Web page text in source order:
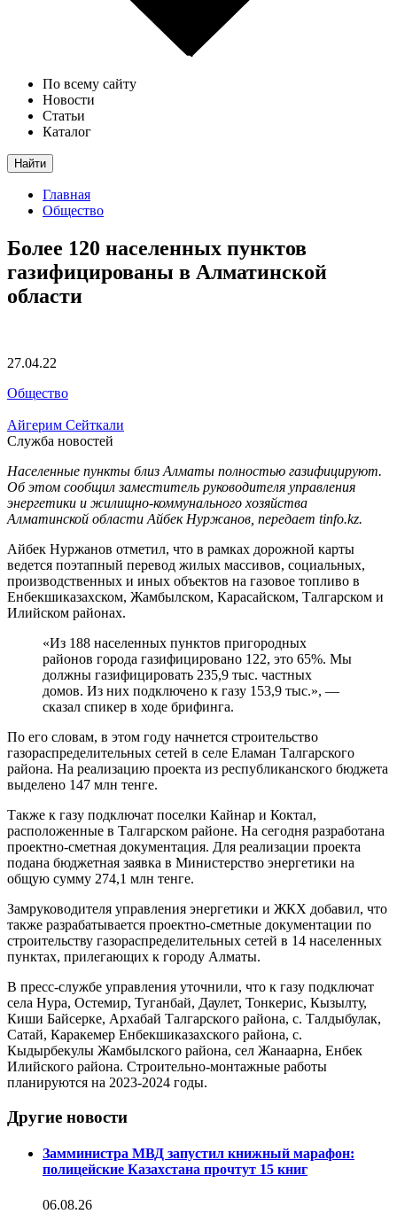
По всему сайту
Новости
Статьи
Каталог
Найти
Главная
Общество
Более 120 населенных пунктов
газифицированы в Алматинской
области
27.04.22
Общество
Айгерим Сейткали
Служба новостей
Населенные пункты близ Алматы полностью газифицируют.
Об этом сообщил заместитель руководителя управления
энергетики и жилищно-коммунального хозяйства
Алматинской области Айбек Нуржанов, передает tinfo.kz.
Айбек Нуржанов отметил, что в рамках дорожной карты
ведется поэтапный перевод жилых массивов, социальных,
производственных и иных объектов на газовое топливо в
Енбекшиказахском, Жамбылском, Карасайском, Талгарском и
Илийском районах.
«Из 188 населенных пунктов пригородных
районов города газифицировано 122, это 65%. Мы
должны газифицировать 235,9 тыс. частных
домов. Из них подключено к газу 153,9 тыс.», —
сказал спикер в ходе брифинга.
По его словам, в этом году начнется строительство
газораспределительных сетей в селе Еламан Талгарского
района. На реализацию проекта из республиканского бюджета
выделено 147 млн тенге.
Также к газу подключат поселки Кайнар и Коктал,
расположенные в Талгарском районе. На сегодня разработана
проектно-сметная документация. Для реализации проекта
подана бюджетная заявка в Министерство энергетики на
общую сумму 274,1 млн тенге.
Замруководителя управления энергетики и ЖКХ добавил, что
также разрабатывается проектно-сметные документации по
строительству газораспределительных сетей в 14 населенных
пунктах, прилегающих к городу Алматы.
В пресс-службе управления уточнили, что к газу подключат
села Нура, Остемир, Туганбай, Даулет, Тонкерис, Кызылту,
Киши Байсерке, Архабай Талгарского района, с. Талдыбулак,
Сатай, Каракемер Енбекшиказахского района, с.
Кыдырбекулы Жамбылского района, сел Жанаарна, Енбек
Илийского района. Строительно-монтажные работы
планируются на 2023-2024 годы.
Другие новости
Замминистра МВД запустил книжный марафон:
полицейские Казахстана прочтут 15 книг
06.08.26